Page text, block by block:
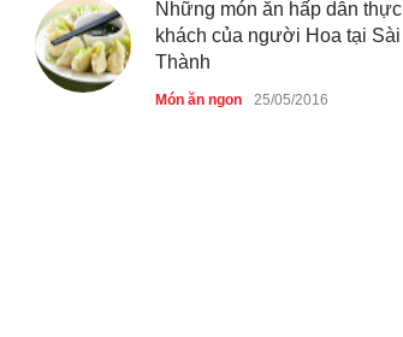
Những món ăn hấp dẫn thực
khách của người Hoa tại Sài
Thành
Món ăn ngon 25/05/2016